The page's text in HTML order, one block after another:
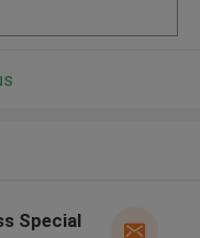
Special